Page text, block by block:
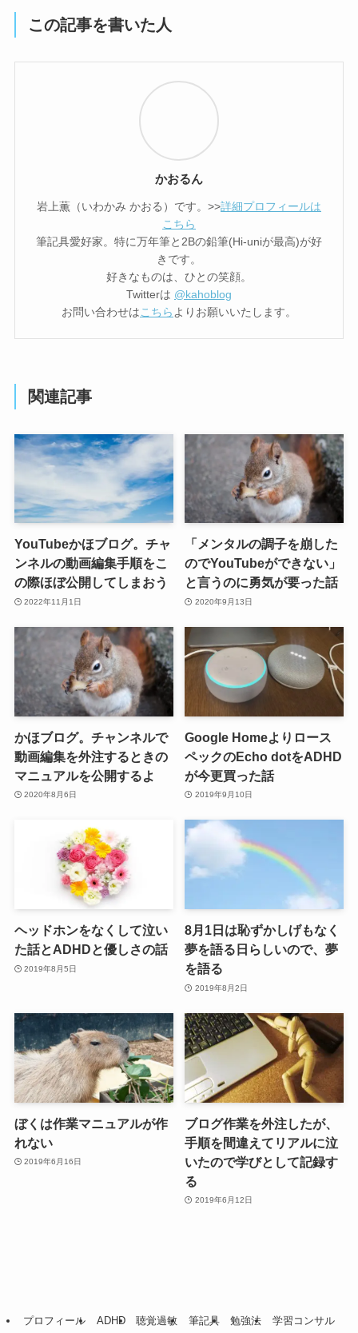
この記事を書いた人
かおるん
岩上薫（いわかみ かおる）です。>>詳細プロフィールは
こちら
筆記具愛好家。特に万年筆と2Bの鉛筆(Hi-uniが最高)が好
きです。
好きなものは、ひとの笑顔。
Twitterは @kahoblog
お問い合わせはこちら よりお願いいたします。
関連記事
YouTubeかほブログ。チャ
ンネルの動画編集手順をこ
の際ほぼ公開してしまおう
2022年11月1日
「メンタルの調子を崩した
のでYouTubeができない」
と言うのに勇気が要った話
2020年9月13日
かほブログ。チャンネルで
動画編集を外注するときの
マニュアルを公開するよ
2020年8月6日
Google Homeよりロース
ペックのEcho dotをADHD
が今更買った話
2019年9月10日
ヘッドホンをなくして泣い
た話とADHDと優しさの話
2019年8月5日
8月1日は恥ずかしげもなく
夢を語る日らしいので、夢
を語る
2019年8月2日
ぼくは作業マニュアルが作
れない
2019年6月16日
ブログ作業を外注したが、
手順を間違えてリアルに泣
いたので学びとして記録す
る
2019年6月12日
プロフィール ADHD 聴覚過敏 筆記具 勉強法 学習コンサル